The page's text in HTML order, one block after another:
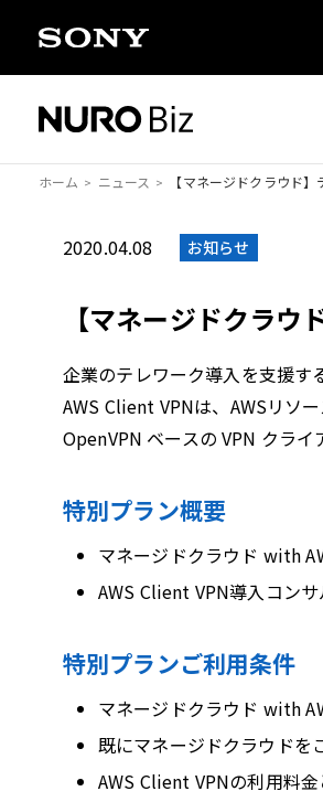
ホーム ニュース 【マネージドクラウド
2020.04.08 お知らせ
【マネージドクラ
企業のテレワーク導入を支援す
AWS Client VPNは、AWSリソ
OpenVPN ベースの VPN クライ
特別プラン概要
マネージドクラウド with
AWS Client VPN導入コン
特別プランご利用条件
マネージドクラウド with
既にマネージドクラウドを
AWS Client VPNの利用料金